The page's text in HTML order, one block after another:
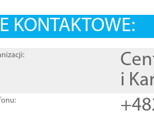
KONTAKTOWE:
i